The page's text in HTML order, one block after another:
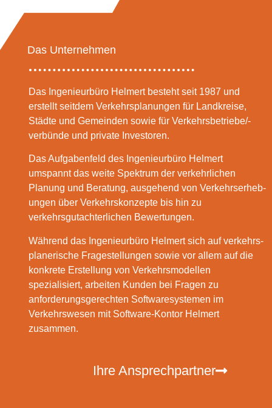
Das Unternehmen
Das Ingenieurbüro Helmert besteht seit 1987 und
erstellt seitdem Ver­­kehr­s­pla­nu­ngen für Landkreise,
Städte und Gemeinden sowie für Ver­kehrs­betriebe/-
verbünde und private Investoren.
Das Aufgabenfeld des Ingenieur­büro Helmert
umspannt das weite Spektrum der ver­kehr­­lichen
Planung und Beratung, ausgehend von Ver­kehrs­­er­­heb­
ung­en über Verkehrs­konzepte bis hin zu
verkehrsgutachterlichen Bewer­tungen.
Während das Ingenieurbüro Helmert sich auf ver­kehrs­
pla­ne­rische Fragestellungen sowie vor allem auf die
konkrete Erstellung von Verkehrsmodellen
spezialisiert, arbeiten Kunden bei Fragen zu
anforderungsgerechten Soft­waresystemen im
Verkehrswesen mit Software-Kontor Helmert
zusammen.
Ihre Ansprechpartner